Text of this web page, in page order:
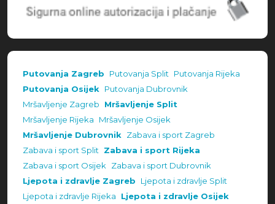
Putovanja Zagreb Putovanja Split Putovanja Rijeka
Putovanja Osijek Putovanja Dubrovnik
Mršavljenje Zagreb
Mršavljenje Split
Mršavljenje Rijeka
Mršavljenje Osijek
Mršavljenje Dubrovnik Zabava i sport Zagreb
Zabava i sport Split Zabava i sport Rijeka
Zabava i sport Osijek Zabava i sport Dubrovnik
Ljepota i zdravlje Zagreb
Ljepota i zdravlje Split
Ljepota i zdravlje Rijeka
Ljepota i zdravlje Osijek